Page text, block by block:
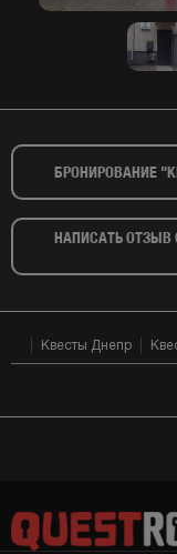
БРОНИРОВАНИЕ
НАПИСАТЬ ОТЗЫВ
Квесты Днепр